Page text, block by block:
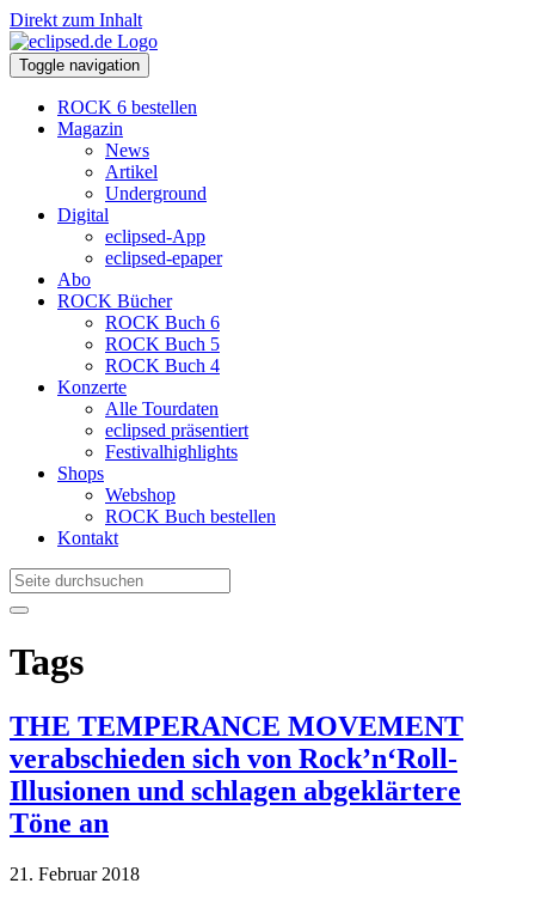
Direkt zum Inhalt
Toggle navigation
ROCK 6 bestellen
Magazin
News
Artikel
Underground
Digital
eclipsed-App
eclipsed-epaper
Abo
ROCK Bücher
ROCK Buch 6
ROCK Buch 5
ROCK Buch 4
Konzerte
Alle Tourdaten
eclipsed präsentiert
Festivalhighlights
Shops
Webshop
ROCK Buch bestellen
Kontakt
Tags
THE TEMPERANCE MOVEMENT
verabschieden sich von Rock’n‘Roll-
Illusionen und schlagen abgeklärtere
Töne an
21. Februar 2018